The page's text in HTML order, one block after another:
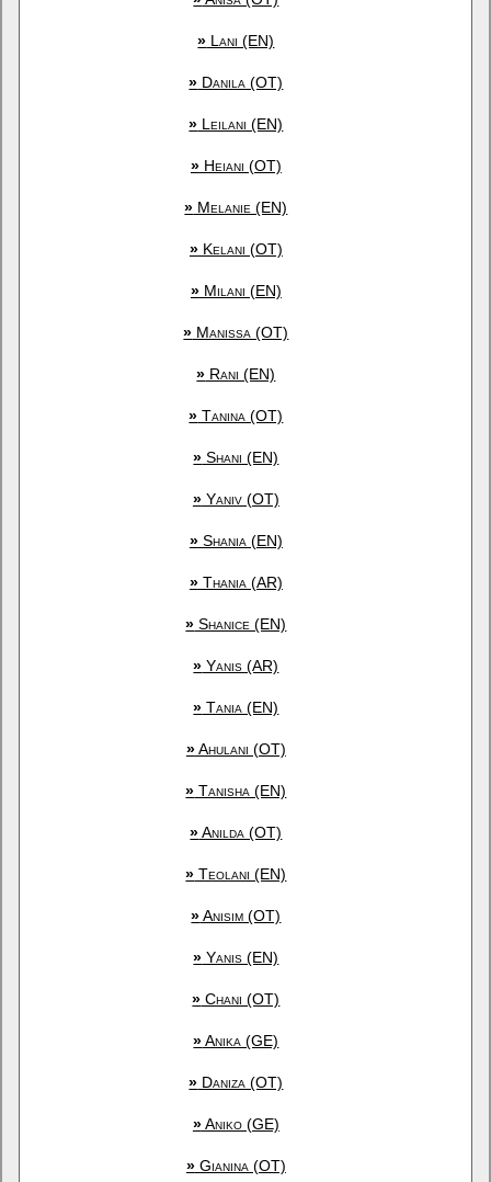
» Lani (EN)
» Danila (OT)
» Leilani (EN)
»Heiani (OT)
» Melanie (EN)
»Kelani (OT)
»Milani (EN)
» Manissa (OT)
» Rani (EN)
» Tanina (OT)
» Shani (EN)
»Yaniv (OT)
»Shania (EN)
»Thania (AR)
» Shanice (EN)
» Yanis (AR)
» Tania (EN)
»Ahulani (OT)
» Tanisha (EN)
»Anilda (OT)
» Teolani (EN)
»Anisim (OT)
» Yanis (EN)
» Chani (OT)
»Anika (GE)
» Daniza (OT)
»Aniko (GE)
»Gianina (OT)